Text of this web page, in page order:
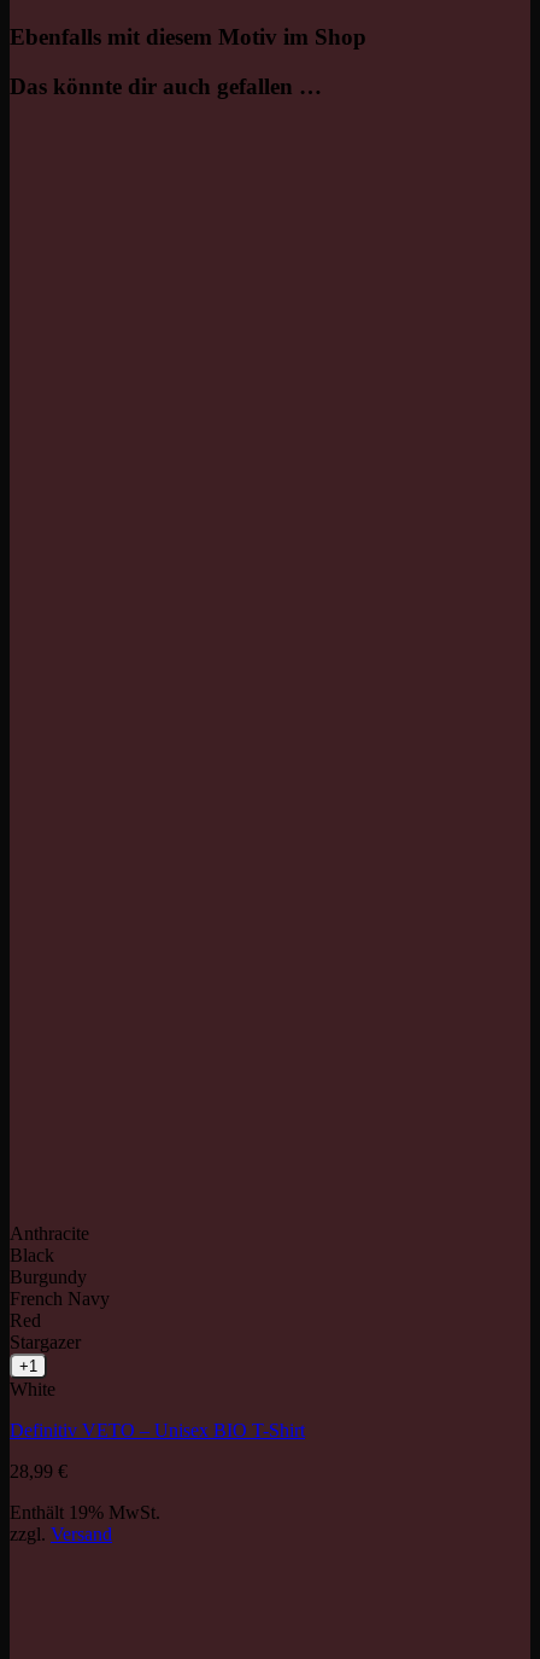
Ebenfalls mit diesem Motiv im Shop
Das könnte dir auch gefallen …
Anthracite
Black
Burgundy
French Navy
Red
Stargazer
+1
White
Definitiv VETO – Unisex BIO T-Shirt
28,99 €
Enthält 19% MwSt.
zzgl. Versand